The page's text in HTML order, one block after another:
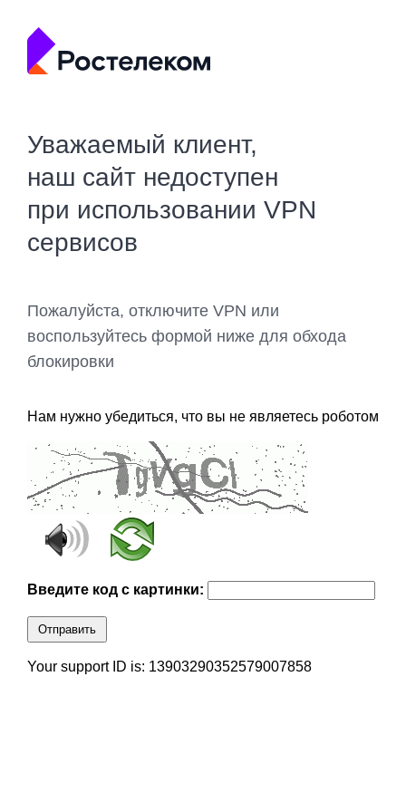
Уважаемый клиент,
наш сайт недоступен
при использовании VPN
сервисов
Пожалуйста, отключите VPN или
воспользуйтесь формой ниже для обхода
блокировки
Нам нужно убедиться, что вы не являетесь роботом
Введите код с картинки:
Отправить
Your support ID is: 13903290352579007858